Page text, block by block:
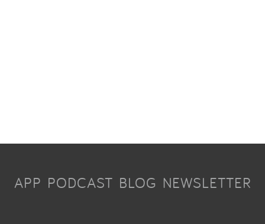
APP PODCAST BLOG NEWSLETTER